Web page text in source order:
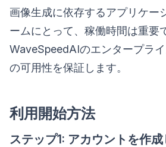
画像生成に依存するアプリケー
ームにとって、稼働時間は重要
WaveSpeedAIのエンタープラ
の可用性を保証します。
利用開始方法
ステップ1: アカウントを作